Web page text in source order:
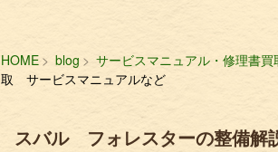
HOME blog サービスマニュアル・修理書買
取 サービスマニュアルなど
スバル フォレスターの整備解